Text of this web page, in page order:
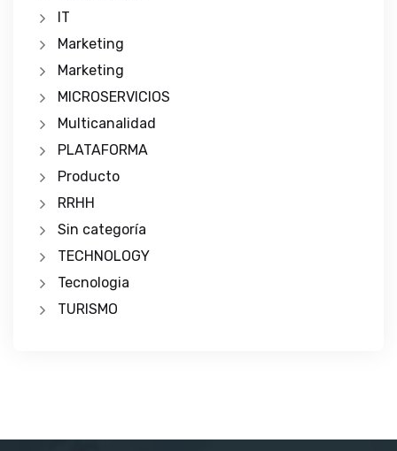
IT
Marketing
Marketing
MICROSERVICIOS
Multicanalidad
PLATAFORMA
Producto
RRHH
Sin categoría
TECHNOLOGY
Tecnologia
TURISMO